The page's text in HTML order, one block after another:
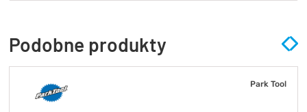
Podobne produkty
Park Tool